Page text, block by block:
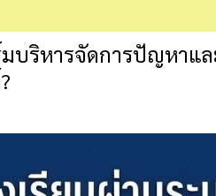
บริหารจัดการปัญหาแ